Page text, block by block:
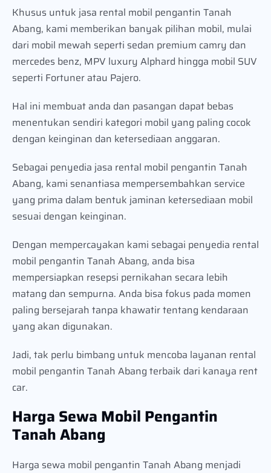
Khusus untuk jasa rental mobil pengantin Tanah
Abang, kami memberikan banyak pilihan mobil, mulai
dari mobil mewah seperti sedan premium camry dan
mercedes benz, MPV luxury Alphard hingga mobil SUV
seperti Fortuner atau Pajero.
Hal ini membuat anda dan pasangan dapat bebas
menentukan sendiri kategori mobil yang paling cocok
dengan keinginan dan ketersediaan anggaran.
Sebagai penyedia jasa rental mobil pengantin Tanah
Abang, kami senantiasa mempersembahkan service
yang prima dalam bentuk jaminan ketersediaan mobil
sesuai dengan keinginan.
Dengan mempercayakan kami sebagai penyedia rental
mobil pengantin Tanah Abang, anda bisa
mempersiapkan resepsi pernikahan secara lebih
matang dan sempurna. Anda bisa fokus pada momen
paling bersejarah tanpa khawatir tentang kendaraan
yang akan digunakan.
Jadi, tak perlu bimbang untuk mencoba layanan rental
mobil pengantin Tanah Abang terbaik dari kanaya rent
car.
Harga Sewa Mobil Pengantin
Tanah Abang
Harga sewa mobil pengantin Tanah Abang menjadi